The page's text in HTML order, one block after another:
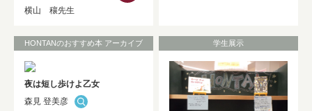
横山 穰先生
HONTANのおすすめ本 アーカイブ
夜は短し歩けよ乙女
森見 登美彦
学生展示